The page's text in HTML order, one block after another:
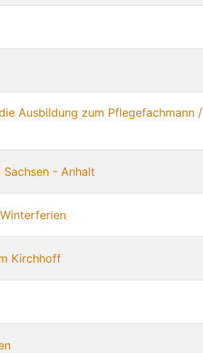
Ausbildung zum Pflegefachmann /
- Anhalt
Kirchhoff